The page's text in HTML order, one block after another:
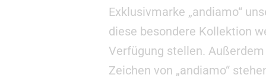
Exklusivmarke „andiamo“
diese besondere Kollektion
Verfügung stellen.
Zeichen von „andiamo“